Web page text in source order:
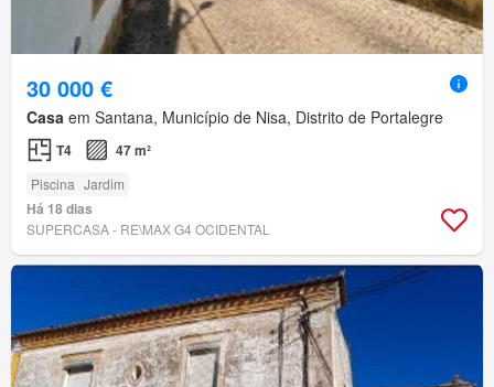
30 000 €
Casa em Santana, Município de Nisa, Distrito de Portalegre
T4 47 m²
Piscina Jardim
Há 18 dias
SUPERCASA - RE\MAX G4 OCIDENTAL